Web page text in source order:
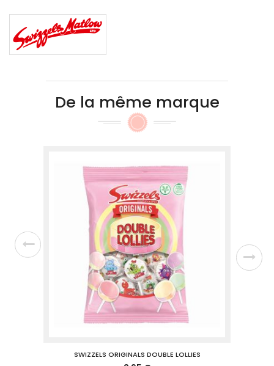
De la même marque
SWIZZELS ORIGINALS DOUBLE LOLLIES